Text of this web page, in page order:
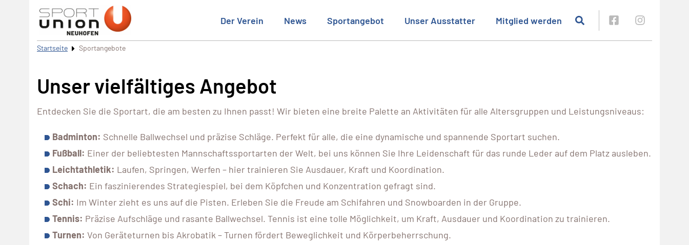
Der Verein News Sportangebot Unser Ausstatter Mitglied werden
Startseite Sportangebote
Unser vielfältiges Angebot
Entdecken Sie die Sportart, die am besten zu Ihnen passt! Wir bieten eine breite Palette an Aktivitäten für alle Altersgruppen und Leistungsniveaus:
Badminton: Schnelle Ballwechsel und präzise Schläge. Perfekt für alle, die eine dynamische und spannende Sportart suchen.
Fußball: Einer der beliebtesten Mannschaftssportarten der Welt, bei uns können Sie Ihre Leidenschaft für das runde Leder auf dem Platz ausleben.
Leichtathletik: Laufen, Springen, Werfen – hier trainieren Sie Ausdauer, Kraft und Koordination.
Schach: Ein faszinierendes Strategiespiel, bei dem Köpfchen und Konzentration gefragt sind.
Schi: Im Winter zieht es uns auf die Pisten. Erleben Sie die Freude am Schifahren und Snowboarden in der Gruppe.
Tennis: Präzise Aufschläge und rasante Ballwechsel. Tennis ist eine tolle Möglichkeit, um Kraft, Ausdauer und Koordination zu trainieren.
Turnen: Von Geräteturnen bis Akrobatik – Turnen fördert Beweglichkeit und Körperbeherrschung.